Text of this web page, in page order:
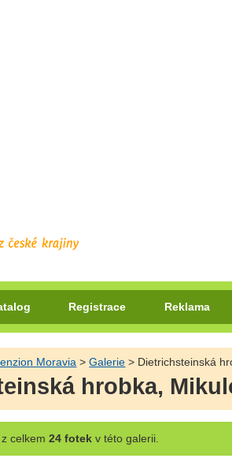
Registrace Reklama
Moravia >Galerie > Dietrichsteinská
hrobka,
celkem 24 fotekv této galerii.